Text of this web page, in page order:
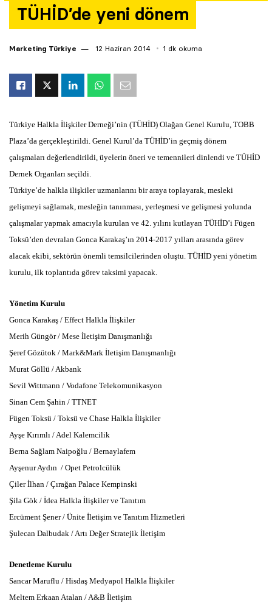
TÜHİD’de yeni dönem
Marketing Türkiye 12 Haziran 2014 1 dk okuma
Türkiye Halkla İlişkiler Derneği’nin (TÜHİD) Olağan Genel Kurulu, TOBB
Plaza’da gerçekleştirildi. Genel Kurul’da TÜHİD’in geçmiş dönem
çalışmaları değerlendirildi, üyelerin öneri ve temennileri dinlendi ve TÜHİD
Dernek Organları seçildi.
Türkiye’de halkla ilişkiler uzmanlarını bir araya toplayarak, mesleki
gelişmeyi sağlamak, mesleğin tanınması, yerleşmesi ve gelişmesi yolunda
çalışmalar yapmak amacıyla kurulan ve 42. yılını kutlayan TÜHİD’i Fügen
Toksü’den devralan Gonca Karakaş’ın 2014-2017 yılları arasında görev
alacak ekibi, sektörün önemli temsilcilerinden oluştu. TÜHİD yeni yönetim
kurulu, ilk toplantıda görev taksimi yapacak.
Yönetim Kurulu
Gonca Karakaş / Effect Halkla İlişkiler
Merih Güngör / Mese İletişim Danışmanlığı
Şeref Gözütok / Mark&Mark İletişim Danışmanlığı
Murat Göllü / Akbank
Sevil Wittmann / Vodafone Telekomunikasyon
Sinan Cem Şahin / TTNET
Fügen Toksü / Toksü ve Chase Halkla İlişkiler
Ayşe Kırımlı / Adel Kalemcilik
Berna Sağlam Naipoğlu / Bernaylafem
Ayşenur Aydın / Opet Petrolcülük
Çiler İlhan / Çırağan Palace Kempinski
Şila Gök / İdea Halkla İlişkiler ve Tanıtım
Ercüment Şener / Ünite İletişim ve Tanıtım Hizmetleri
Şulecan Dalbudak / Artı Değer Stratejik İletişim
Denetleme Kurulu
Sancar Maruflu / Hisdaş Medyapol Halkla İlişkiler
Meltem Erkaan Atalan / A&B İletişim
Yazarlar
Araştırma